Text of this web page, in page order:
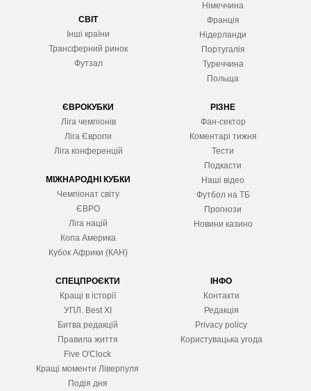
СВІТ
Інші країни
Трансферний ринок
Футзал
Німеччина
Франція
Нідерланди
Португалія
Туреччина
Польща
ЄВРОКУБКИ
Ліга чемпіонів
Ліга Європи
Ліга конференцій
МІЖНАРОДНІ КУБКИ
Чемпіонат світу
ЄВРО
Ліга націй
Копа Америка
Кубок Африки (КАН)
РІЗНЕ
Фан-сектор
Коментарі тижня
Тести
Подкасти
Наші відео
Футбол на ТБ
Прогнози
Новини казино
СПЕЦПРОЄКТИ
Кращі в історії
УПЛ. Best XІ
Битва редакцій
Правила життя
Five O'Clock
Кращі моменти Ліверпуля
Подія дня
ІНФО
Контакти
Редакція
Privacy policy
Користувацька угода